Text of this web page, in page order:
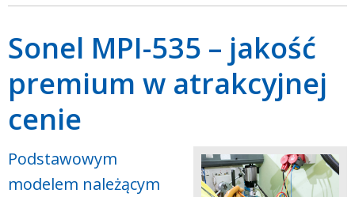
Sonel MPI-535 – jakość
premium w atrakcyjnej
cenie
Podstawowym
modelem należącym